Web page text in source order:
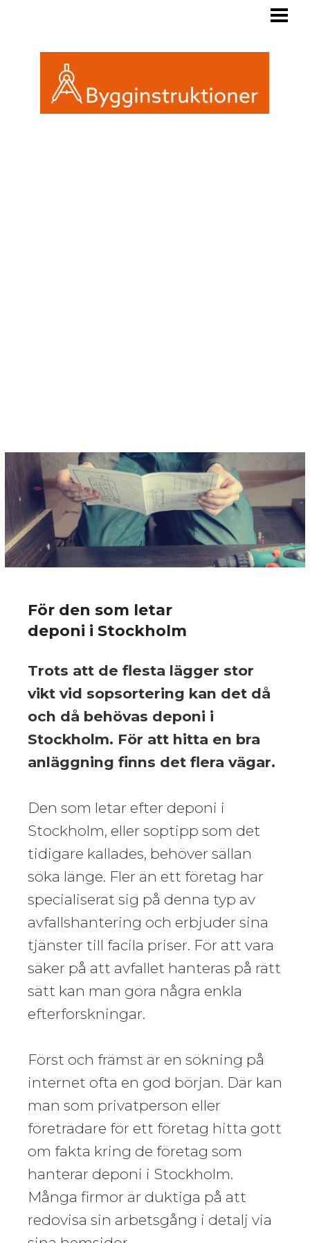
ATTEFALL ELLER FRIGGEBOD
INREDA EN FRIGGEBOD
För den som letar
deponi i Stockholm
Trots att de flesta lägger stor
vikt vid sopsortering kan det då
och då behövas deponi i
Stockholm. För att hitta en bra
anläggning finns det flera vägar.
Den som letar efter deponi i
Stockholm, eller soptipp som det
tidigare kallades, behöver sällan
söka länge. Fler än ett företag har
specialiserat sig på denna typ av
avfallshantering och erbjuder sina
tjänster till facila priser. För att vara
säker på att avfallet hanteras på rätt
sätt kan man göra några enkla
efterforskningar.
Först och främst är en sökning på
internet ofta en god början. Där kan
man som privatperson eller
företrädare för ett företag hitta gott
om fakta kring de företag som
hanterar deponi i Stockholm.
Många firmor är duktiga på att
redovisa sin arbetsgång i detalj via